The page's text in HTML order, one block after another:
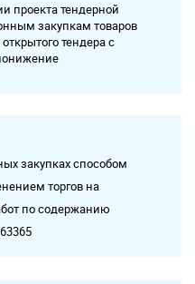
проекта тендерной
закупкам товаров
тендера с
закупках способом
торгов на
по содержанию